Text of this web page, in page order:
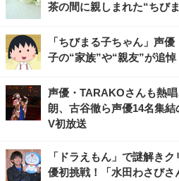
茶の間に親しまれた“ちび
「ちびまる子ちゃん」声
子の“家族”や“親友”が追悼
声優・TARAKOさんも熱
朗、古谷徹ら声優14名集
V初放送
「ドラえもん」で謎解き
優初挑戦！「水田わさび